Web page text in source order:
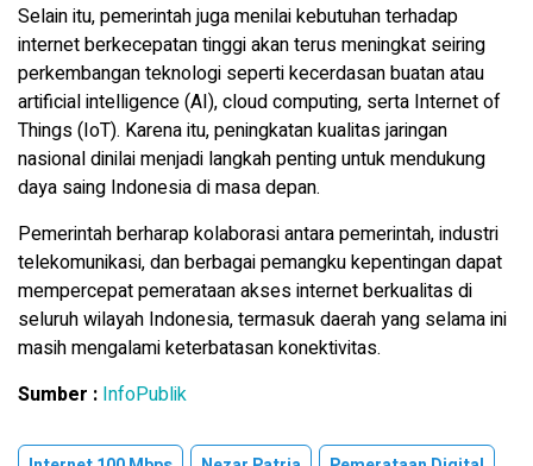
Selain itu, pemerintah juga menilai kebutuhan terhadap
internet berkecepatan tinggi akan terus meningkat seiring
perkembangan teknologi seperti kecerdasan buatan atau
artificial intelligence (AI), cloud computing, serta Internet of
Things (IoT). Karena itu, peningkatan kualitas jaringan
nasional dinilai menjadi langkah penting untuk mendukung
daya saing Indonesia di masa depan.
Pemerintah berharap kolaborasi antara pemerintah, industri
telekomunikasi, dan berbagai pemangku kepentingan dapat
mempercepat pemerataan akses internet berkualitas di
seluruh wilayah Indonesia, termasuk daerah yang selama ini
masih mengalami keterbatasan konektivitas.
Sumber : InfoPublik